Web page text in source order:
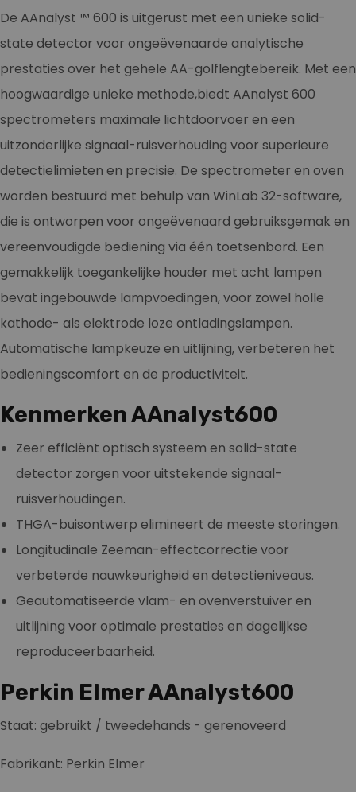
De AAnalyst ™ 600 is uitgerust met een unieke solid-
state detector voor ongeëvenaarde analytische
prestaties over het gehele AA-golflengtebereik. Met een
hoogwaardige unieke methode,biedt AAnalyst 600
spectrometers maximale lichtdoorvoer en een
uitzonderlijke signaal-ruisverhouding voor superieure
detectielimieten en precisie. De spectrometer en oven
worden bestuurd met behulp van WinLab 32-software,
die is ontworpen voor ongeëvenaard gebruiksgemak en
vereenvoudigde bediening via één toetsenbord. Een
gemakkelijk toegankelijke houder met acht lampen
bevat ingebouwde lampvoedingen, voor zowel holle
kathode- als elektrode loze ontladingslampen.
Automatische lampkeuze en uitlijning, verbeteren het
bedieningscomfort en de productiviteit.
Kenmerken AAnalyst600
Zeer efficiënt optisch systeem en solid-state
detector zorgen voor uitstekende signaal-
ruisverhoudingen.
THGA-buisontwerp elimineert de meeste storingen.
Longitudinale Zeeman-effectcorrectie voor
verbeterde nauwkeurigheid en detectieniveaus.
Geautomatiseerde vlam- en ovenverstuiver en
uitlijning voor optimale prestaties en dagelijkse
reproduceerbaarheid.
Perkin Elmer AAnalyst600
Staat: gebruikt / tweedehands - gerenoveerd
Fabrikant: Perkin Elmer